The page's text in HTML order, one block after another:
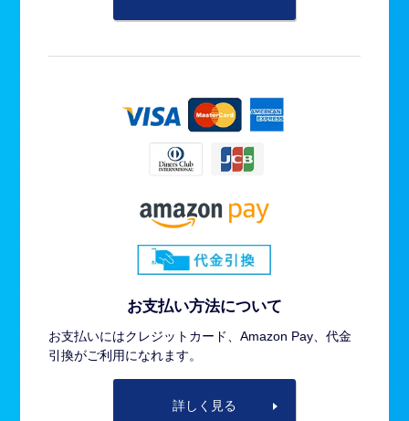
お支払い方法について
お支払いにはクレジットカード、Amazon Pay、代金
引換がご利用になれます。
詳しく見る